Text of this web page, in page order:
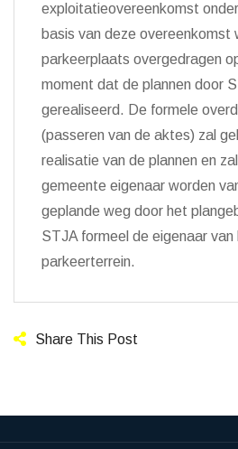
exploitatieovereenkomst
basis van deze overeenkomst
parkeerplaats overgedragen
moment dat de plannen door
gerealiseerd. De formele
(passeren van de aktes) zal
realisatie van de plannen en
gemeente eigenaar worden
geplande weg door het
STJA formeel de eigenaar van
parkeerterrein.
Share This Post